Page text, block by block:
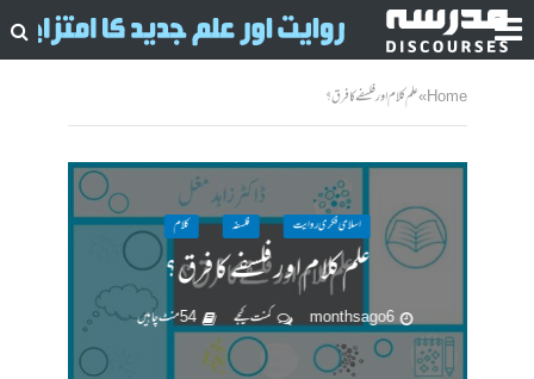
Home
»علم کلام اور فلسفے کا فرق؟
اسلامی فکری روایت فلسفہ کلام
علم کلام اور فلسفے کا فرق؟
6 months ago کمنت کیجے 54 منٹ چاہیں